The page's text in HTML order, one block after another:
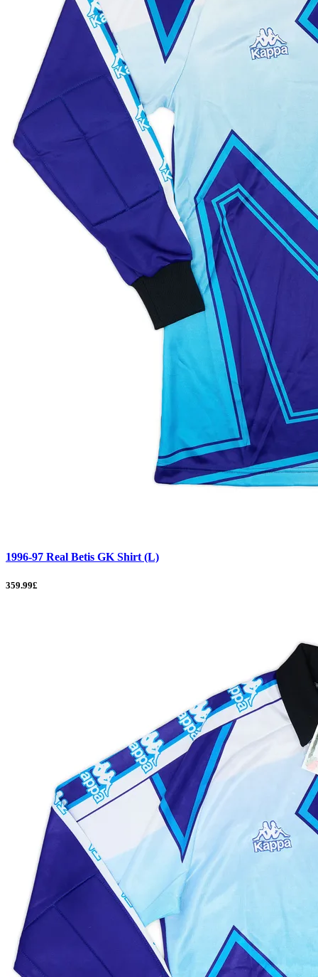
1996-97 Real Betis GK Shirt (L)
359.99£